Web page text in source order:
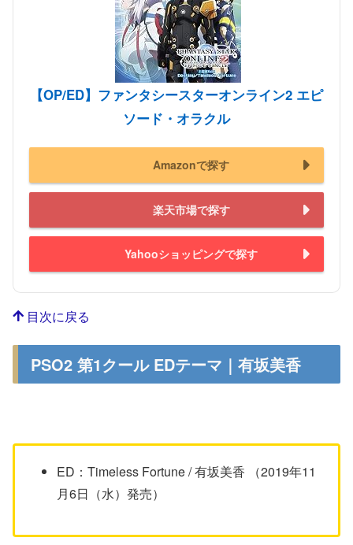
【OP/ED】ファンタシースターオンライン2 エピ
ソード・オラクル
Amazonで探す
楽天市場で探す
Yahooショッピングで探す
目次に戻る
PSO2 第1クール EDテーマ｜有坂美香
ED：Timeless Fortune / 有坂美香 （2019年11
月6日（水）発売）